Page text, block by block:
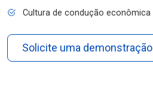
Cultura de condução econômica
Solicite uma demonstração